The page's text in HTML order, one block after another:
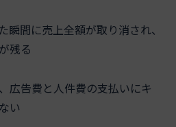
瞬間に売上全額が取り消され、
残る
広告費と人件費の支払いにキ
い